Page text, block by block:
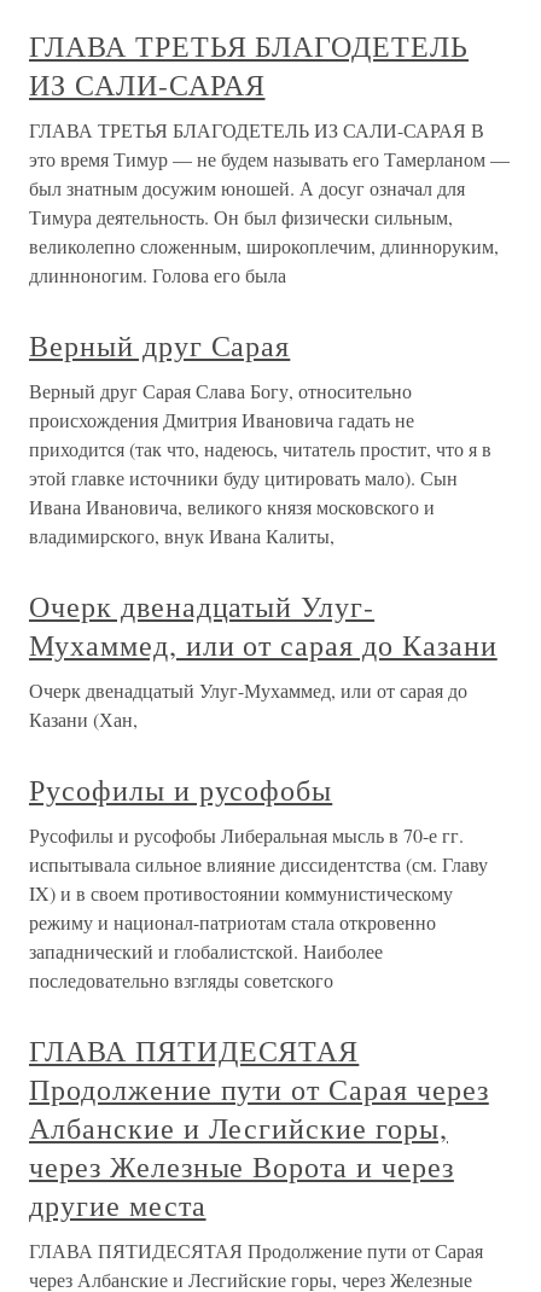
ГЛАВА ТРЕТЬЯ БЛАГОДЕТЕЛЬ
ИЗ САЛИ-САРАЯ
ГЛАВА ТРЕТЬЯ БЛАГОДЕТЕЛЬ ИЗ САЛИ-САРАЯ В
это время Тимур — не будем называть его Тамерланом —
был знатным досужим юношей. А досуг означал для
Тимура деятельность. Он был физически сильным,
великолепно сложенным, широкоплечим, длинноруким,
длинноногим. Голова его была
Верный друг Сарая
Верный друг Сарая Слава Богу, относительно
происхождения Дмитрия Ивановича гадать не
приходится (так что, надеюсь, читатель простит, что я в
этой главке источники буду цитировать мало). Сын
Ивана Ивановича, великого князя московского и
владимирского, внук Ивана Калиты,
Очерк двенадцатый Улуг-
Мухаммед, или от сарая до Казани
Очерк двенадцатый Улуг-Мухаммед, или от сарая до
Казани (Хан,
Русофилы и русофобы
Русофилы и русофобы Либеральная мысль в 70-е гг.
испытывала сильное влияние диссидентства (см. Главу
IX) и в своем противостоянии коммунистическому
режиму и национал-патриотам стала откровенно
западнический и глобалистской. Наиболее
последовательно взгляды советского
ГЛАВА ПЯТИДЕСЯТАЯ
Продолжение пути от Сарая через
Албанские и Лесгийские горы,
через Железные Ворота и через
другие места
ГЛАВА ПЯТИДЕСЯТАЯ Продолжение пути от Сарая
через Албанские и Лесгийские горы, через Железные